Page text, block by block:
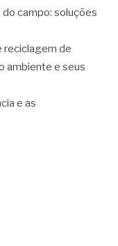
campo: soluções
reciclagem de
ambiente e seus
e as